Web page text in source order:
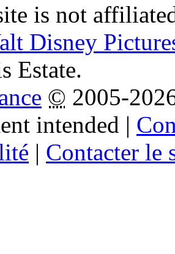
is not
Disney
Estate.
© 2005-
intended |
| Contacter le